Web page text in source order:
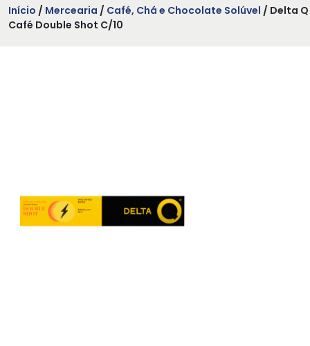
Início / Mercearia / Café, Chá e Chocolate Solúvel / Delta Q
Café Double Shot C/10